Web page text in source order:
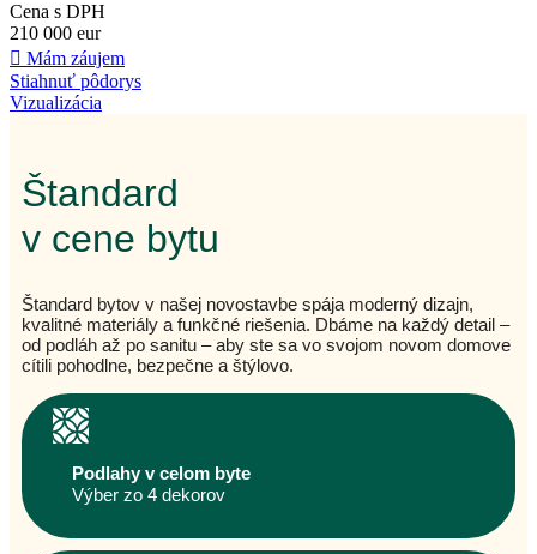
Cena s DPH
210 000 eur
Mám záujem
Stiahnuť pôdorys
Vizualizácia
Štandard
v cene bytu
Štandard bytov v našej novostavbe spája moderný dizajn,
kvalitné materiály a funkčné riešenia. Dbáme na každý detail –
od podláh až po sanitu – aby ste sa vo svojom novom domove
cítili pohodlne, bezpečne a štýlovo.
Podlahy v celom byte
Výber zo 4 dekorov